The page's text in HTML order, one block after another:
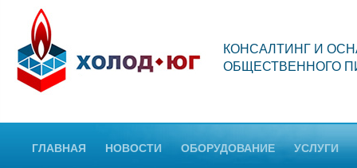
КОНСАЛТИНГ И
ОБЩЕСТВЕННОГО
ГЛАВНАЯ НОВОСТИ ОБОРУДОВАНИЕ УСЛУГИ